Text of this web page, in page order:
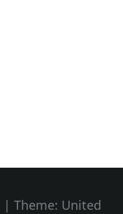
| Theme: United